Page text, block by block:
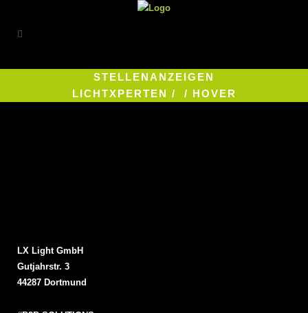
STELLENANZEIGEN
LICHTXPERTEN / / HOVER
LX Light GmbH
Gutjahrstr. 3
44287 Dortmund